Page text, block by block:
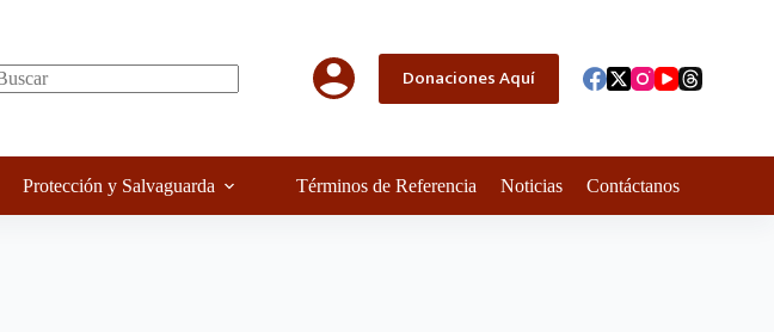
Donaciones Aquí
Protección y Salvaguarda Términos de Referencia Noticias Contáctanos